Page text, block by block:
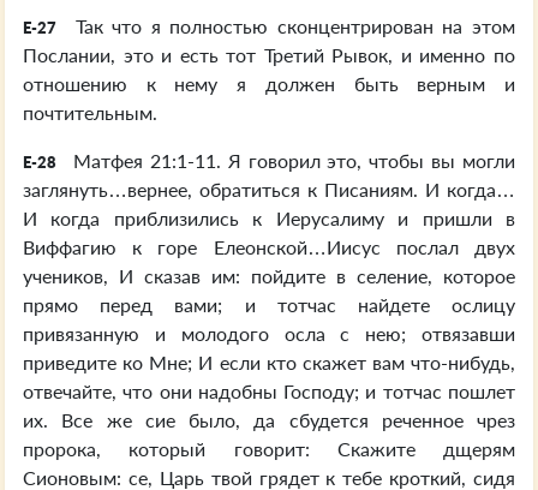
E-27
Так что я полностью сконцентрирован на этом
Послании, это и есть тот Третий Рывок, и именно по
отношению к нему я должен быть верным и
почтительным.
E-28
Матфея 21:1-11. Я говорил это, чтобы вы могли
заглянуть…вернее, обратиться к Писаниям. И когда…
И когда приблизились к Иерусалиму и пришли в
Виффагию к горе Елеонской…Иисус послал двух
учеников, И сказав им: пойдите в селение, которое
прямо перед вами; и тотчас найдете ослицу
привязанную и молодого осла с нею; отвязавши
приведите ко Мне; И если кто скажет вам что-нибудь,
отвечайте, что они надобны Господу; и тотчас пошлет
их. Все же сие было, да сбудется реченное чрез
пророка, который говорит: Скажите дщерям
Сионовым: се, Царь твой грядет к тебе кроткий, сидя